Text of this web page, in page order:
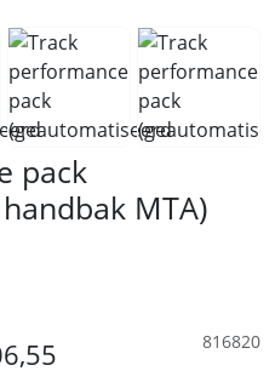
pack
MTA)
816820